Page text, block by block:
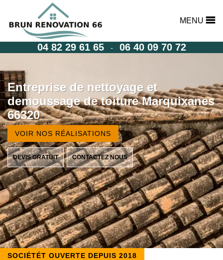
MENU
04 82 29 61 65 - 06 40 09 70 72
Entreprise de nettoyage et
demoussage de toiture Marquixanes
66320
VOIR NOS RÉALISATIONS
DEVIS GRATUIT CONTACTEZ NOUS
SOCIÉTÉT OUVERTE DEPUIS 2018